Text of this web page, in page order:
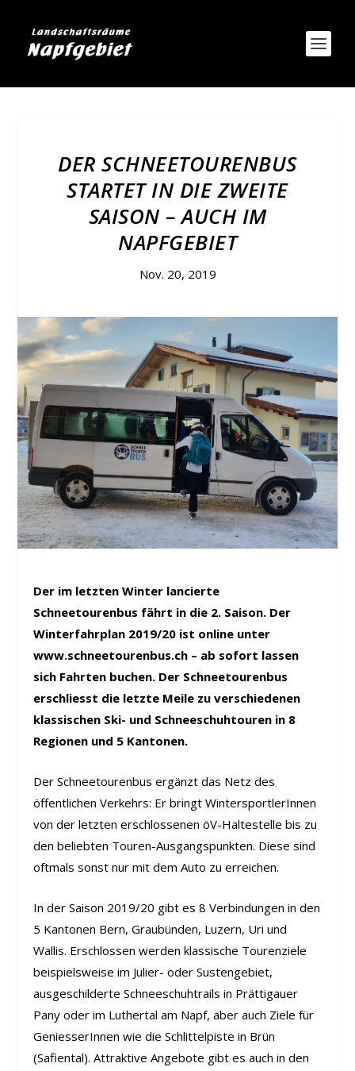
DER SCHNEETOURENBUS
STARTET IN DIE ZWEITE
SAISON – AUCH IM
NAPFGEBIET
Nov. 20, 2019
Der im letzten Winter lancierte
Schneetourenbus fährt in die 2. Saison. Der
Winterfahrplan 2019/20 ist online unter
www.schneetourenbus.ch – ab sofort lassen
sich Fahrten buchen. Der Schneetourenbus
erschliesst die letzte Meile zu verschiedenen
klassischen Ski- und Schneeschuhtouren in 8
Regionen und 5 Kantonen.
Der Schneetourenbus ergänzt das Netz des
öffentlichen Verkehrs: Er bringt WintersportlerInnen
von der letzten erschlossenen öV-Haltestelle bis zu
den beliebten Touren-Ausgangspunkten. Diese sind
oftmals sonst nur mit dem Auto zu erreichen.
In der Saison 2019/20 gibt es 8 Verbindungen in den
5 Kantonen Bern, Graubünden, Luzern, Uri und
Wallis. Erschlossen werden klassische Tourenziele
beispielsweise im Julier- oder Sustengebiet,
ausgeschilderte Schneeschuhtrails in Prättigauer
Pany oder im Luthertal am Napf, aber auch Ziele für
GeniesserInnen wie die Schlittelpiste in Brün
(Safiental). Attraktive Angebote gibt es auch in den